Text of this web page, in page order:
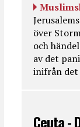
över
och
av det
inifrån det
Ceuta -